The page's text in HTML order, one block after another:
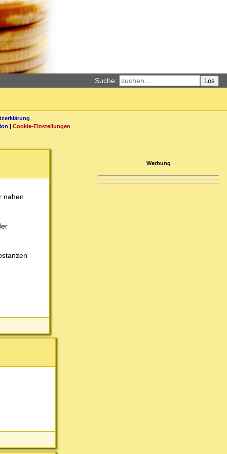
Suche: Los
| Cookie-Einstellungen
nahen
Werbung